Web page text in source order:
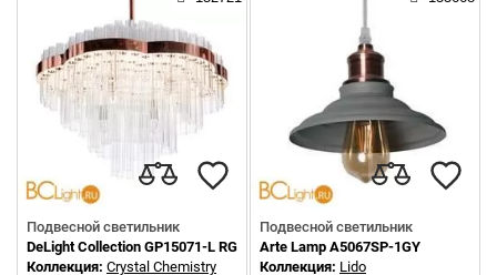
Подвесной светильник
DeLight Collection GP15071-L RG
Коллекция: Crystal Chemistry
Подвесной светильник
Arte Lamp A5067SP-1GY
Коллекция: Lido